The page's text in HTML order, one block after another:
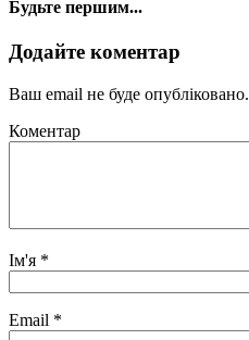
Будьте першим...
Додайте коментар
Ваш email не буде опубліковано.
Коментар
Ім'я *
Email *